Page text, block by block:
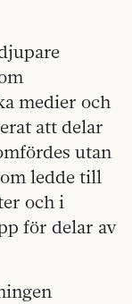
medier och
att delar
utan
ledde till
och i
för delar av